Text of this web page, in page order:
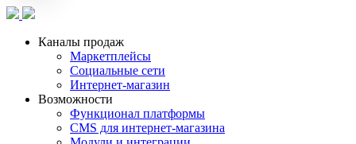
Каналы продаж
Маркетплейсы
Социальные сети
Интернет-магазин
Возможности
Функционал платформы
CMS для интернет-магазина